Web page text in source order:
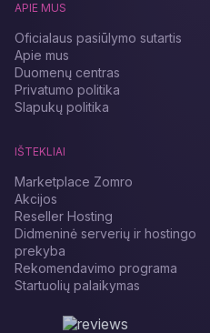
APIE MUS
Oficialaus pasiūlymo sutartis
Apie mus
Duomenų centras
Privatumo politika
Slapukų politika
IŠTEKLIAI
Marketplace Zomro
Akcijos
Reseller Hosting
Didmeninė serverių ir hostingo
prekyba
Rekomendavimo programa
Startuolių palaikymas